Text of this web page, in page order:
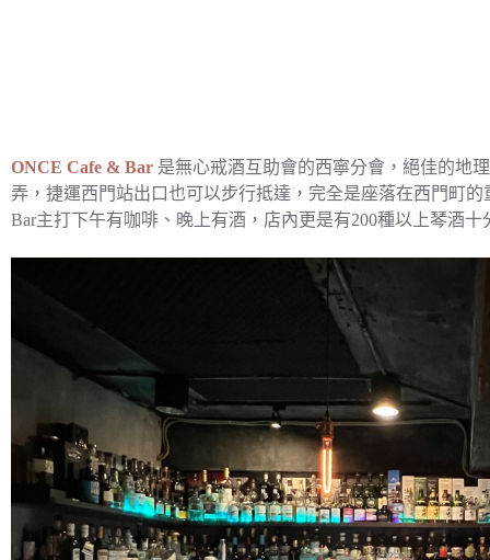
ONCE Cafe & Bar 是無心戒酒互助會的西寧分會，絕佳的地
弄，捷運西門站出口也可以步行抵達，完全是座落在西門町
Bar主打下午有咖啡、晚上有酒，店內更是有200種以上琴酒十